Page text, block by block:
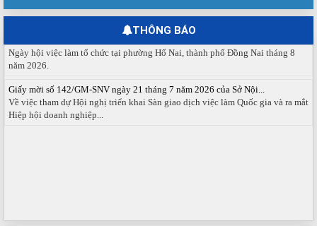
THÔNG BÁO
Ngày hội việc làm phường Hố Nai tháng 8 năm 2026
Ngày hội việc làm tổ chức tại phường Hố Nai, thành phố Đồng Nai tháng 8
năm 2026.
Về việc tham dự Hội nghị triển khai Sàn giao dịch việc làm Quốc gia và ra mắt
Hiệp hội doanh nghiệp...